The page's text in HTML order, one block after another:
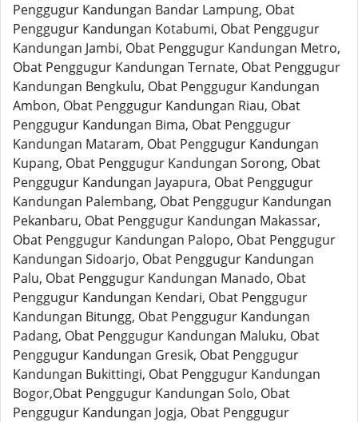
Penggugur Kandungan Bandar Lampung, Obat
Penggugur Kandungan Kotabumi, Obat Penggugur
Kandungan Jambi, Obat Penggugur Kandungan Metro,
Obat Penggugur Kandungan Ternate, Obat Penggugur
Kandungan Bengkulu, Obat Penggugur Kandungan
Ambon, Obat Penggugur Kandungan Riau, Obat
Penggugur Kandungan Bima, Obat Penggugur
Kandungan Mataram, Obat Penggugur Kandungan
Kupang, Obat Penggugur Kandungan Sorong, Obat
Penggugur Kandungan Jayapura, Obat Penggugur
Kandungan Palembang, Obat Penggugur Kandungan
Pekanbaru, Obat Penggugur Kandungan Makassar,
Obat Penggugur Kandungan Palopo, Obat Penggugur
Kandungan Sidoarjo, Obat Penggugur Kandungan
Palu, Obat Penggugur Kandungan Manado, Obat
Penggugur Kandungan Kendari, Obat Penggugur
Kandungan Bitungg, Obat Penggugur Kandungan
Padang, Obat Penggugur Kandungan Maluku, Obat
Penggugur Kandungan Gresik, Obat Penggugur
Kandungan Bukittingi, Obat Penggugur Kandungan
Bogor,Obat Penggugur Kandungan Solo, Obat
Penggugur Kandungan Jogja, Obat Penggugur